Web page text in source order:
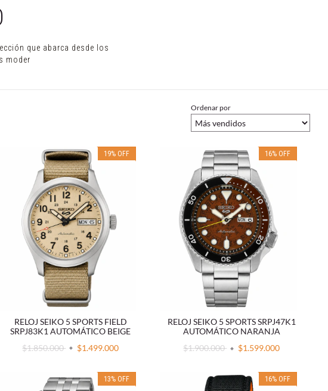
que abarca desde los
moder
Ordenar por
19% OFF
RELOJ SEIKO 5 SPORTS FIELD
SRPJ83K1 AUTOMÁTICO BEIGE
$1.850.000
$1.499.000
16% OFF
RELOJ SEIKO 5 SPORTS SRPJ47K1
AUTOMÁTICO NARANJA
$1.900.000
$1.599.000
13% OFF 16% OFF